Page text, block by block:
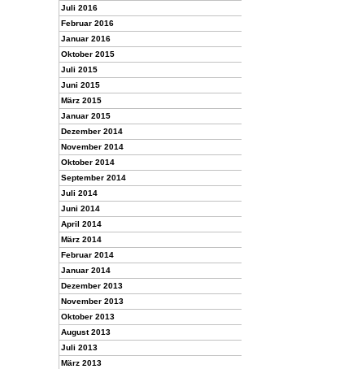
Juli 2016
Februar 2016
Januar 2016
Oktober 2015
Juli 2015
Juni 2015
März 2015
Januar 2015
Dezember 2014
November 2014
Oktober 2014
September 2014
Juli 2014
Juni 2014
April 2014
März 2014
Februar 2014
Januar 2014
Dezember 2013
November 2013
Oktober 2013
August 2013
Juli 2013
März 2013